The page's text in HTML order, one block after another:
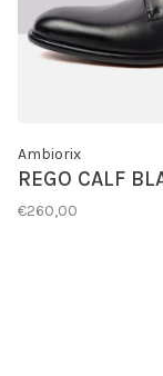
Ambiorix
REGO CALF
€260,00